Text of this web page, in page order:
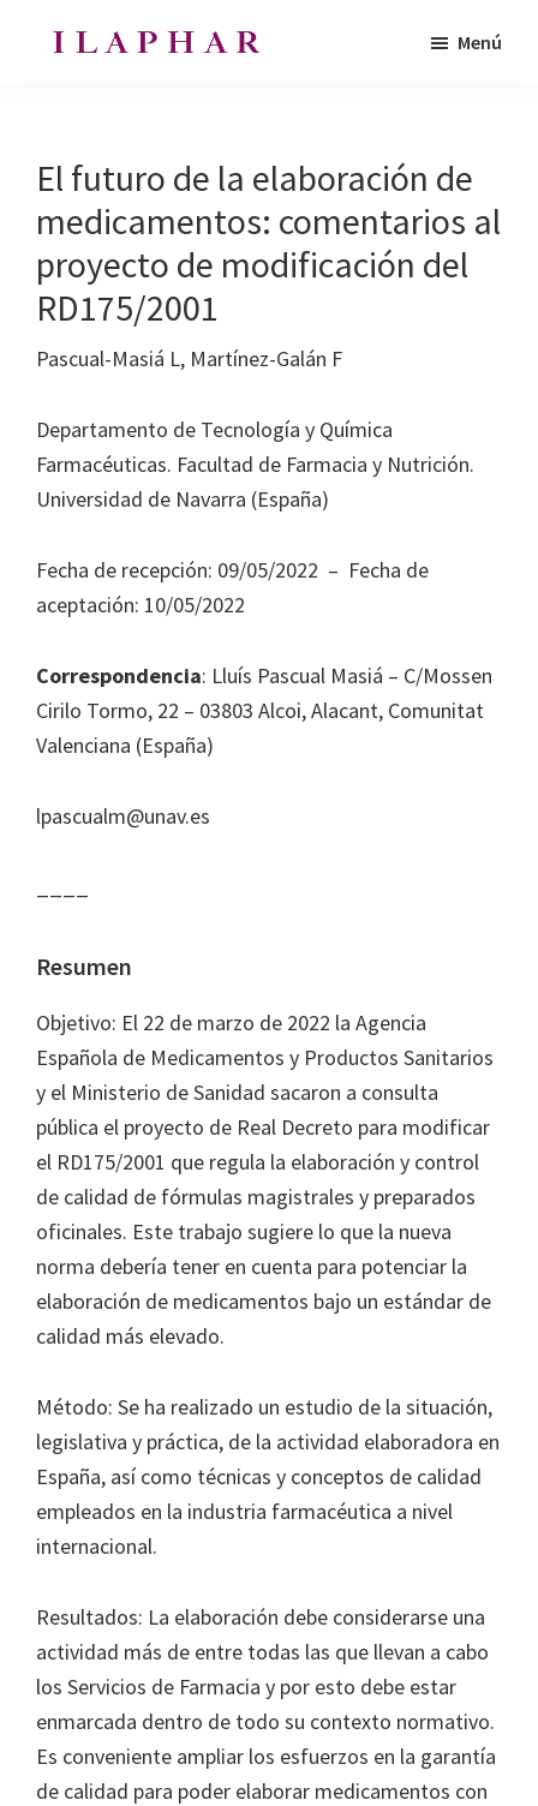
la
Organización
de
Farmacéuticos
|
latinoamericanos
Ibero
Latin
American
of
Health
Pharmacy
Menú
El futuro de la elaboración de
medicamentos: comentarios al
proyecto de modificación del
RD175/2001
Pascual-Masiá L, Martínez-Galán F
Departamento de Tecnología y Química
Farmacéuticas. Facultad de Farmacia y Nutrición.
Universidad de Navarra (España)
Fecha de recepción: 09/05/2022 – Fecha de
aceptación: 10/05/2022
Correspondencia: Lluís Pascual Masiá – C/Mossen
Cirilo Tormo, 22 – 03803 Alcoi, Alacant, Comunitat
Valenciana (España)
lpascualm@unav.es
Resumen
Objetivo: El 22 de marzo de 2022 la Agencia
Española de Medicamentos y Productos Sanitarios
y el Ministerio de Sanidad sacaron a consulta
pública el proyecto de Real Decreto para modificar
el RD175/2001 que regula la elaboración y control
de calidad de fórmulas magistrales y preparados
oficinales. Este trabajo sugiere lo que la nueva
norma debería tener en cuenta para potenciar la
elaboración de medicamentos bajo un estándar de
calidad más elevado.
Método: Se ha realizado un estudio de la situación,
legislativa y práctica, de la actividad elaboradora en
España, así como técnicas y conceptos de calidad
empleados en la industria farmacéutica a nivel
internacional.
Resultados: La elaboración debe considerarse una
actividad más de entre todas las que llevan a cabo
los Servicios de Farmacia y por esto debe estar
enmarcada dentro de todo su contexto normativo.
Es conveniente ampliar los esfuerzos en la garantía
de calidad para poder elaborar medicamentos con